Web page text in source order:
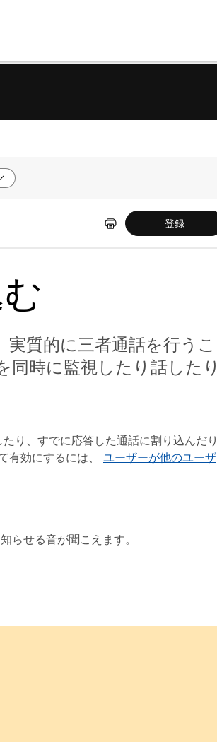
登録
質的に三者通話を行うこ
同時に監視したり話したり
り、すでに応答した通話に割り込んだり
有効にするには、 ユーザーが他のユーザ
らせる音が聞こえます。